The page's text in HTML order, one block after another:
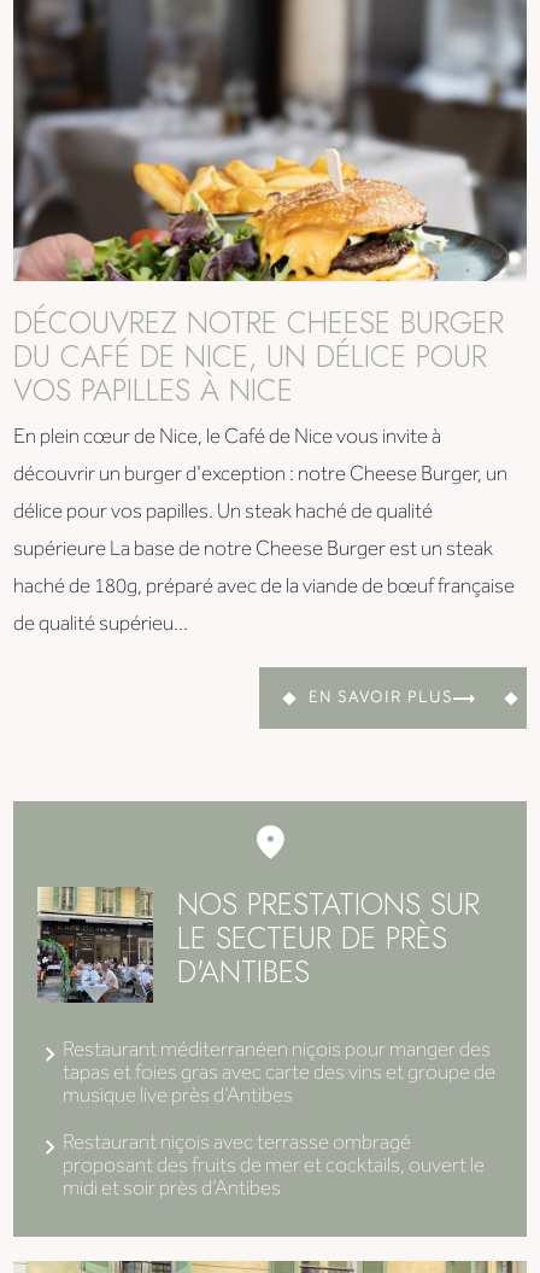
DÉCOUVREZ NOTRE CHEESE BURGER
DU CAFÉ DE NICE, UN DÉLICE POUR
VOS PAPILLES À NICE
En plein cœur de Nice, le Café de Nice vous invite à
découvrir un burger d'exception : notre Cheese Burger, un
délice pour vos papilles. Un steak haché de qualité
supérieure La base de notre Cheese Burger est un steak
haché de 180g, préparé avec de la viande de bœuf française
de qualité supérieu...
EN SAVOIR PLUS
NOS PRESTATIONS SUR
LE SECTEUR DE PRÈS
D'ANTIBES
Restaurant méditerranéen niçois pour manger des
tapas et foies gras avec carte des vins et groupe de
musique live près d'Antibes
Restaurant niçois avec terrasse ombragé
proposant des fruits de mer et cocktails, ouvert le
midi et soir près d'Antibes